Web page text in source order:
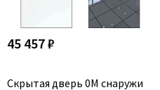
45 457 ₽
Скрытая дверь 0M снаружи